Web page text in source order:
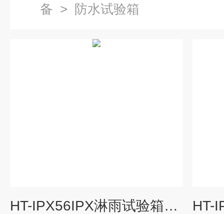
备 > 防水试验箱
HT-IPX56IPX淋雨试验箱定制款